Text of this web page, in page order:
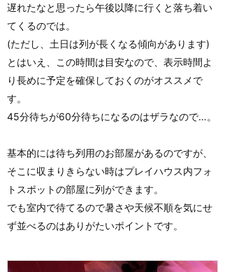
遅れたなと思ったら午後以降に行くと落ち着い
てくるのでは。
(ただし、土日は列が長くなる傾向があります)
とはいえ、この時間は目安なので、表示時間よ
り長めに予定を確保しておくのがオススメで
す。
45分待ちが60分待ちになるのはザラなので…。
基本的には待ち列用のお部屋があるのですが、
そこに収まりきらない時はプレイハウス内フォ
トスポットの部屋に列ができます。
でも室内で待てるので暑さや天候不順を気にせ
ず並べるのはありがたいポイントです。